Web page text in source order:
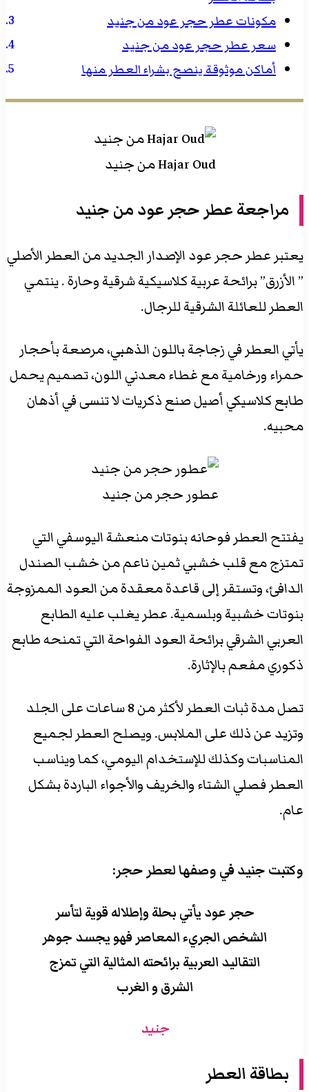
مكونات عطر حجر عود من جنيد
سعر عطر حجر عود من جنيد
أماكن موثوقة ينصح بشراء العطر منها
Hajar Oud من جنيد
مراجعة عطر حجر عود من جنيد
يعتبر عطر حجر عود الإصدار الجديد من العطر الأصلي
” الأزرق” برائحة عربية كلاسيكية شرقية وحارة . ينتمي
العطر للعائلة الشرقية للرجال.
يأتي العطر في زجاجة باللون الذهبي، مرصعة بأحجار
حمراء ورخامية مع غطاء معدني اللون، تصميم يحمل
طابع كلاسيكي أصيل صنع ذكريات لا تنسى في أذهان
محبيه.
عطور حجر من جنيد
يفتتح العطر فوحانه بنوتات منعشة اليوسفي التي
تمتزج مع قلب خشبي ثمين ناعم من خشب الصندل
الدافئ، وتستقر إلى قاعدة معقدة من العود الممزوجة
بنوتات خشبية وبلسمية. عطر يغلب عليه الطابع
العربي الشرقي برائحة العود الفواحة التي تمنحه طابع
ذكوري مفعم بالإثارة.
تصل مدة ثبات العطر لأكثر من 8 ساعات على الجلد
وتزيد عن ذلك على الملابس. ويصلح العطر لجميع
المناسبات وكذلك للإستخدام اليومي، كما ويناسب
العطر فصلي الشتاء والخريف والأجواء الباردة بشكل
عام.
وكتبت جنيد في وصفها لعطر حجر:
حجر عود يأتي بحلة وإطلاله قوية لتأسر
الشخص الجريء المعاصر فهو يجسد جوهر
التقاليد العربية برائحته المثالية التي تمزج
الشرق و الغرب
جنيد
بطاقة العطر